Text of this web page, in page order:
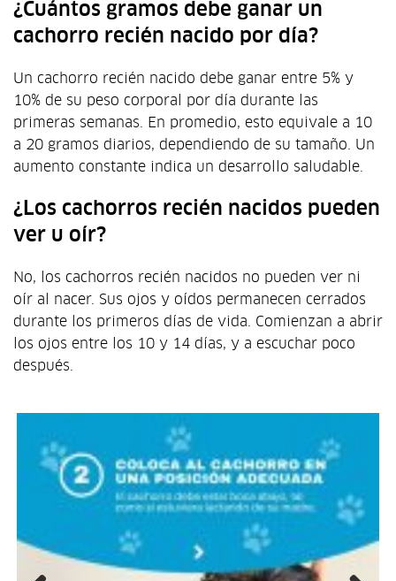
¿Cuántos gramos debe ganar un
cachorro recién nacido por día?
Un cachorro recién nacido debe ganar entre 5% y
10% de su peso corporal por día durante las
primeras semanas. En promedio, esto equivale a 10
a 20 gramos diarios, dependiendo de su tamaño. Un
aumento constante indica un desarrollo saludable.
¿Los cachorros recién nacidos pueden
ver u oír?
No, los cachorros recién nacidos no pueden ver ni
oír al nacer. Sus ojos y oídos permanecen cerrados
durante los primeros días de vida. Comienzan a abrir
los ojos entre los 10 y 14 días, y a escuchar poco
después.